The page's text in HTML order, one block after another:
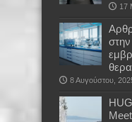
17
8 Αυγούστου,